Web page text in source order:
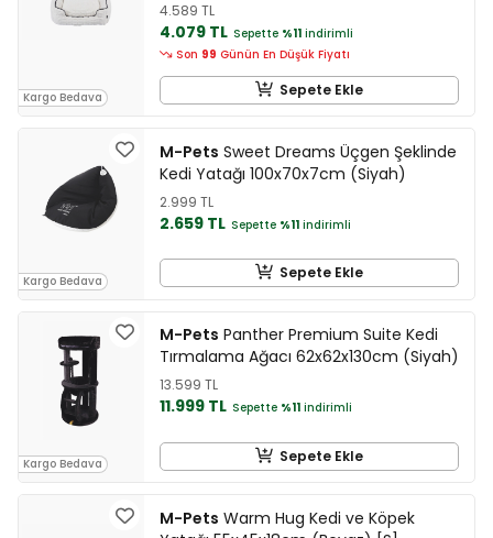
Kargo Bedava
4.589 TL
4.079 TL Sepette %11 indirimli
Son 99 Günün En Düşük Fiyatı
Sepete Ekle
Kargo Bedava
M-Pets Sweet Dreams Üçgen Şeklinde
Kedi Yatağı 100x70x7cm (Siyah)
2.999 TL
2.659 TL Sepette %11 indirimli
Sepete Ekle
Kargo Bedava
M-Pets Panther Premium Suite Kedi
Tırmalama Ağacı 62x62x130cm (Siyah)
13.599 TL
11.999 TL Sepette %11 indirimli
Sepete Ekle
M-Pets Warm Hug Kedi ve Köpek